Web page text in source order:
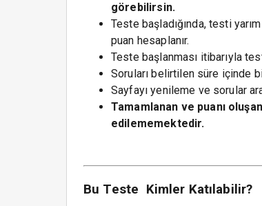
görebilirsin.
Teste başladığında, testi
puan hesaplanır.
Teste başlanması itibarıyla
Soruları belirtilen süre içinde
Sayfayı yenileme ve sorular
Tamamlanan ve puanı
edilememektedir.
Bu Teste Kimler Katılabilir?